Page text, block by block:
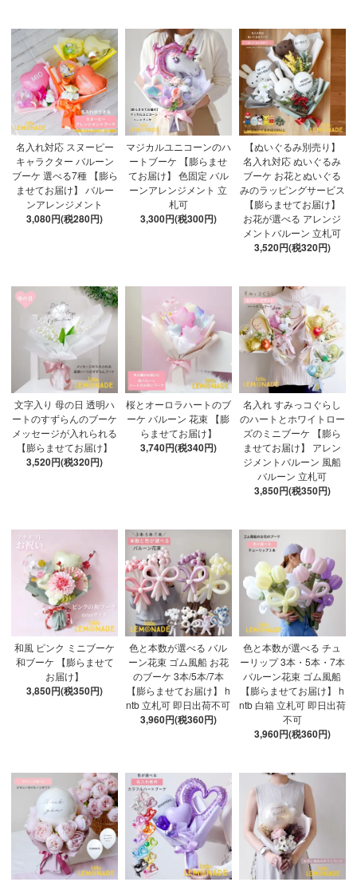
名入れ対応 スヌーピー
キャラクター バルーン
ブーケ 選べる7種 【膨ら
ませてお届け】 バルー
ンアレンジメント
3,080円(税280円)
マジカルユニコーンのハ
ートブーケ 【膨らませ
てお届け】 色固定 バル
ーンアレンジメント 立
札可
3,300円(税300円)
【ぬいぐるみ別売り】
名入れ対応 ぬいぐるみ
ブーケ お花とぬいぐる
みのラッピングサービス
【膨らませてお届け】
お花が選べる アレンジ
メントバルーン 立札可
3,520円(税320円)
文字入り 母の日 透明ハ
ートのすずらんのブーケ
メッセージが入れられる
【膨らませてお届け】
3,520円(税320円)
桜とオーロラハートのブ
ーケ バルーン 花束 【膨
らませてお届け】
3,740円(税340円)
名入れ すみっコぐらし
のハートとホワイトロー
ズのミニブーケ 【膨ら
ませてお届け】 アレン
ジメントバルーン 風船
バルーン 立札可
3,850円(税350円)
和風 ピンク ミニブーケ
和ブーケ 【膨らませて
お届け】
3,850円(税350円)
色と本数が選べる バル
ーン花束 ゴム風船 お花
のブーケ 3本/5本/7本
【膨らませてお届け】 h
ntb 立札可 即日出荷不可
3,960円(税360円)
色と本数が選べる チュ
ーリップ 3本・5本・7本
バルーン花束 ゴム風船
【膨らませてお届け】 h
ntb 白箱 立札可 即日出荷
不可
3,960円(税360円)